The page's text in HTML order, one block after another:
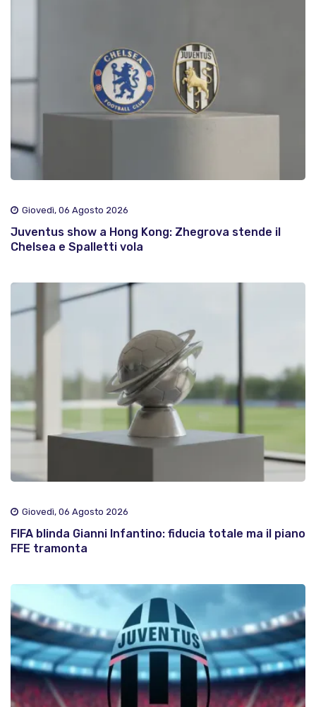
Giovedì, 06 Agosto 2026
Juventus show a Hong Kong: Zhegrova stende il
Chelsea e Spalletti vola
Giovedì, 06 Agosto 2026
FIFA blinda Gianni Infantino: fiducia totale ma il piano
FFE tramonta